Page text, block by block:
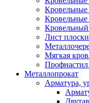
Кровельные
Лист
Мягкая
Металлопрокат
Арматура,